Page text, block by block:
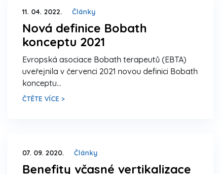
11. 04. 2022. Články
Nová definice Bobath
konceptu 2021
Evropská asociace Bobath terapeutů (EBTA)
uveřejnila v červenci 2021 novou definici Bobath
konceptu…
ČTĚTE VÍCE >
07. 09. 2020. Články
Benefity včasné vertikalizace